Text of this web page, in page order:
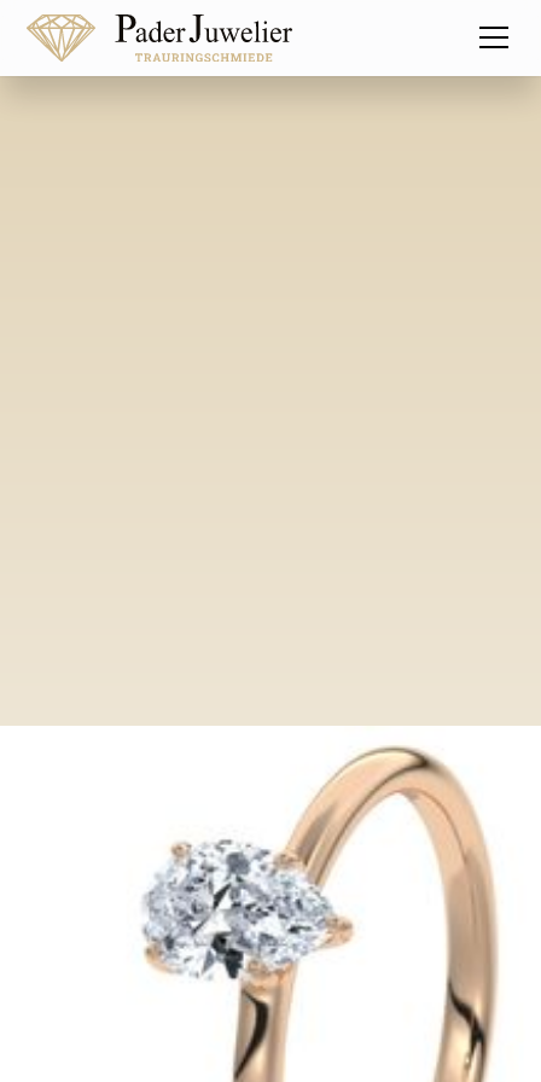
Verlobungsring VR013/PL RG Tropfen
Verlobungsring VR013/PL RG
Entdecken Sie bei Paderjuwelier eine
exclusive Auswahl an Verlobungsringen.
Von klassisch bis modern, unsere Ringe
verkörpern zeitlose Eleganz und höchste